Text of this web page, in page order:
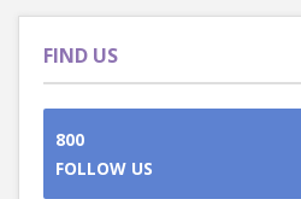
FIND US
800
FOLLOW US